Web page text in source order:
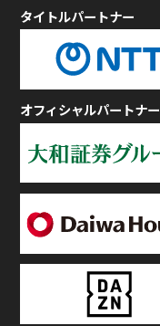
タイトルパートナー
オフィシャルパートナー